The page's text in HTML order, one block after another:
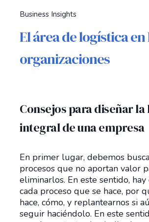
Business Insights
El área de logística en
organizaciones
Consejos para diseñar
integral de una empresa
En primer lugar, debemos
procesos que no aportan valor
eliminarlos. En este sentido,
cada proceso que se hace, por
hace, cómo, y replantearnos si
seguir haciéndolo. En este